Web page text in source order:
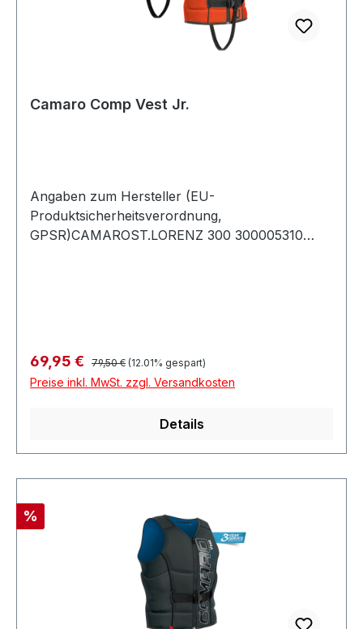
Camaro Comp Vest Jr.
Angaben zum Hersteller (EU-
Produktsicherheitsverordnung,
GPSR)CAMAROST.LORENZ 300 300005310
Verkaufspreis:
69,95 € Regulärer Preis:
79,50 € (12.01% gespart)
Preise inkl. MwSt. zzgl. Versandkosten
Details
Rabatt
%